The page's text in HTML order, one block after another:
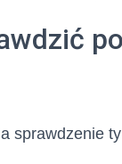
sprawdzenie